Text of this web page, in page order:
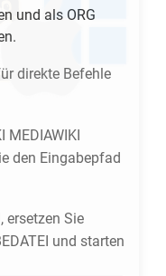
und als ORG
direkte Befehle
MEDIAWIKI
den Eingabepfad
ersetzen Sie
und starten